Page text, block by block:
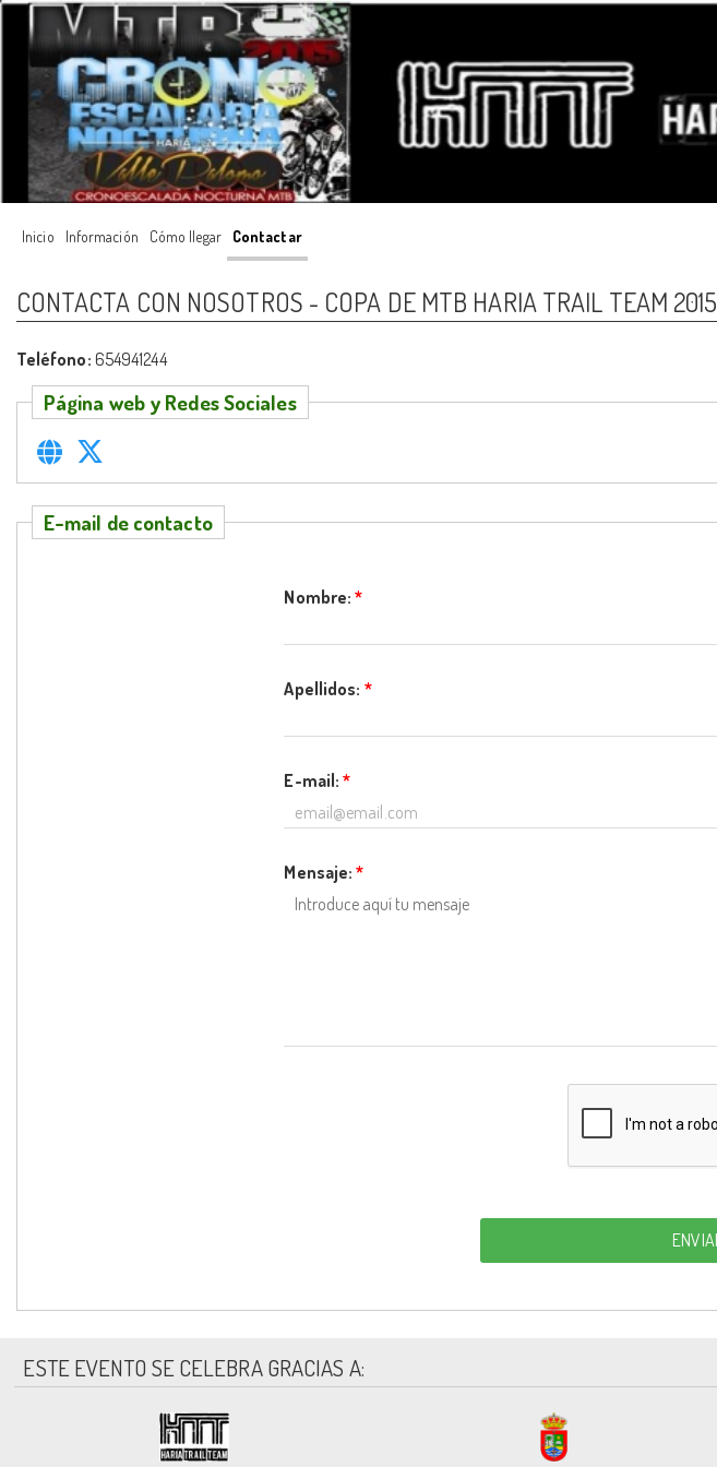
Inicio Información Cómo llegar Contactar
CONTACTA CON NOSOTROS - COPA DE MTB HARIA TRAIL TEAM 2015
Teléfono: 654941244
Página web y Redes Sociales
E-mail de contacto
Nombre:*
Apellidos: *
E-mail:*
Mensaje:*
ESTE EVENTO SE CELEBRA GRACIAS A: